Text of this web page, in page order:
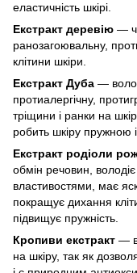
еластичність шкірі.
Екстракт деревію —
ранозагоювальну,
клітини шкіри.
Екстракт Дуба —
протиалергічну,
тріщини і ранки на
робить шкіру пружною
Екстракт родіоли
обмін речовин,
властивостями, має
покращує дихання
підвищує пружність.
Кропиви екстракт —
на шкіру, так як